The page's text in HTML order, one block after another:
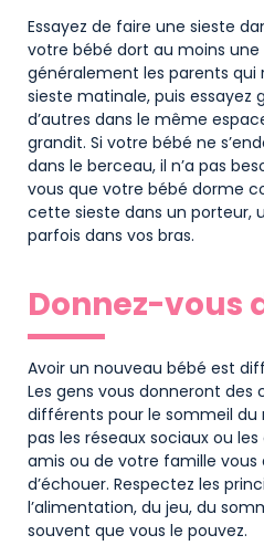
Essayez de faire une sieste
votre bébé dort au moins
généralement les parents qui
sieste matinale, puis essayez
d’autres dans le même
grandit. Si votre bébé ne
dans le berceau, il n’a pas
vous que votre bébé dorme
cette sieste dans un porteur,
parfois dans vos bras.
Donnez-vous
Avoir un nouveau bébé est
Les gens vous donneront des
différents pour le sommeil du
pas les réseaux sociaux ou
amis ou de votre famille vous
d’échouer. Respectez les
l’alimentation, du jeu, du
souvent que vous le pouvez.